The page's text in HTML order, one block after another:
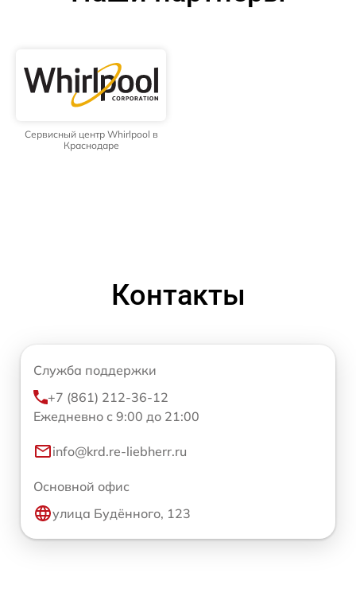
Сервисный центр Whirlpool в
Краснодаре
Контакты
Служба поддержки
+7 (861) 212-36-12
Ежедневно с 9:00 до 21:00
info@krd.re-liebherr.ru
Основной офис
улица Будённого, 123